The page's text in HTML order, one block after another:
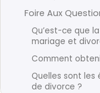
Foire Aux
Qu’est-ce que
mariage et
Comment
Quelles sont les
de divorce ?